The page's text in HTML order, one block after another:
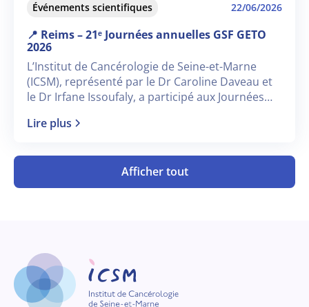
Événements scientifiques 22/06/2026
📍 Reims – 21ᵉ Journées annuelles GSF GETO
2026
L’Institut de Cancérologie de Seine-et-Marne
(ICSM), représenté par le Dr Caroline Daveau et
le Dr Irfane Issoufaly, a participé aux Journées
Reims du 17 au 19 juin 2026.
Lire plus
Afficher tout